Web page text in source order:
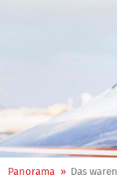
Panorama » Das